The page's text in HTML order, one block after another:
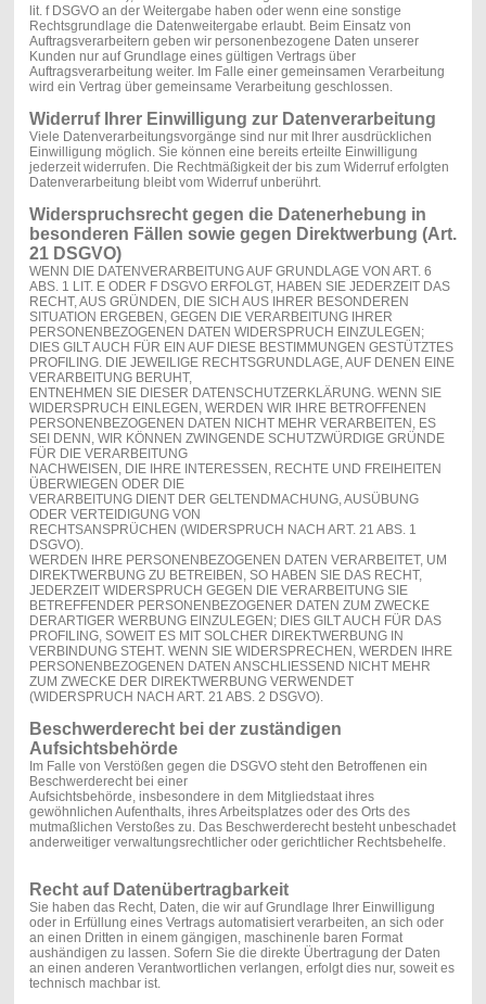
lit. f DSGVO an der Weitergabe haben oder wenn eine sonstige
Rechtsgrundlage die Datenweitergabe erlaubt. Beim Einsatz von
Auftragsverarbeitern geben wir personenbezogene Daten unserer
Kunden nur auf Grundlage eines gültigen Vertrags über
Auftragsverarbeitung weiter. Im Falle einer gemeinsamen Verarbeitung
wird ein Vertrag über gemeinsame Verarbeitung geschlossen.
Widerruf Ihrer Einwilligung zur Datenverarbeitung
Viele Datenverarbeitungsvorgänge sind nur mit Ihrer ausdrücklichen
Einwilligung möglich. Sie können eine bereits erteilte Einwilligung
jederzeit widerrufen. Die Rechtmäßigkeit der bis zum Widerruf erfolgten
Datenverarbeitung bleibt vom Widerruf unberührt.
Widerspruchsrecht gegen die Datenerhebung in
besonderen Fällen sowie gegen Direktwerbung (Art.
21 DSGVO)
WENN DIE DATENVERARBEITUNG AUF GRUNDLAGE VON ART. 6
ABS. 1 LIT. E ODER F DSGVO ERFOLGT, HABEN SIE JEDERZEIT DAS
RECHT, AUS GRÜNDEN, DIE SICH AUS IHRER BESONDEREN
SITUATION ERGEBEN, GEGEN DIE VERARBEITUNG IHRER
PERSONENBEZOGENEN DATEN WIDERSPRUCH EINZULEGEN;
DIES GILT AUCH FÜR EIN AUF DIESE BESTIMMUNGEN GESTÜTZTES
PROFILING. DIE JEWEILIGE RECHTSGRUNDLAGE, AUF DENEN EINE
VERARBEITUNG BERUHT,
ENTNEHMEN SIE DIESER DATENSCHUTZERKLÄRUNG. WENN SIE
WIDERSPRUCH EINLEGEN, WERDEN WIR IHRE BETROFFENEN
PERSONENBEZOGENEN DATEN NICHT MEHR VERARBEITEN, ES
SEI DENN, WIR KÖNNEN ZWINGENDE SCHUTZWÜRDIGE GRÜNDE
FÜR DIE VERARBEITUNG
NACHWEISEN, DIE IHRE INTERESSEN, RECHTE UND FREIHEITEN
ÜBERWIEGEN ODER DIE
VERARBEITUNG DIENT DER GELTENDMACHUNG, AUSÜBUNG
ODER VERTEIDIGUNG VON
RECHTSANSPRÜCHEN (WIDERSPRUCH NACH ART. 21 ABS. 1
DSGVO).
WERDEN IHRE PERSONENBEZOGENEN DATEN VERARBEITET, UM
DIREKTWERBUNG ZU BETREIBEN, SO HABEN SIE DAS RECHT,
JEDERZEIT WIDERSPRUCH GEGEN DIE VERARBEITUNG SIE
BETREFFENDER PERSONENBEZOGENER DATEN ZUM ZWECKE
DERARTIGER WERBUNG EINZULEGEN; DIES GILT AUCH FÜR DAS
PROFILING, SOWEIT ES MIT SOLCHER DIREKTWERBUNG IN
VERBINDUNG STEHT. WENN SIE WIDERSPRECHEN, WERDEN IHRE
PERSONENBEZOGENEN DATEN ANSCHLIESSEND NICHT MEHR
ZUM ZWECKE DER DIREKTWERBUNG VERWENDET
(WIDERSPRUCH NACH ART. 21 ABS. 2 DSGVO).
Beschwerderecht bei der zuständigen
Aufsichtsbehörde
Im Falle von Verstößen gegen die DSGVO steht den Betroffenen ein
Beschwerderecht bei einer
Aufsichtsbehörde, insbesondere in dem Mitgliedstaat ihres
gewöhnlichen Aufenthalts, ihres Arbeitsplatzes oder des Orts des
mutmaßlichen Verstoßes zu. Das Beschwerderecht besteht unbeschadet
anderweitiger verwaltungsrechtlicher oder gerichtlicher Rechtsbehelfe.
Recht auf Datenübertragbarkeit
Sie haben das Recht, Daten, die wir auf Grundlage Ihrer Einwilligung
oder in Erfüllung eines Vertrags automatisiert verarbeiten, an sich oder
an einen Dritten in einem gängigen, maschinenle baren Format
aushändigen zu lassen. Sofern Sie die direkte Übertragung der Daten
an einen anderen Verantwortlichen verlangen, erfolgt dies nur, soweit es
technisch machbar ist.